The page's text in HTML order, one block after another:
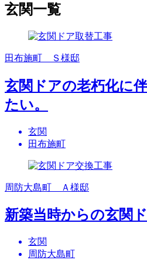
玄関一覧
田布施町 Ｓ様邸
玄関ドアの老朽化に
たい。
玄関
田布施町
周防大島町 Ａ様邸
新築当時からの玄関
玄関
周防大島町